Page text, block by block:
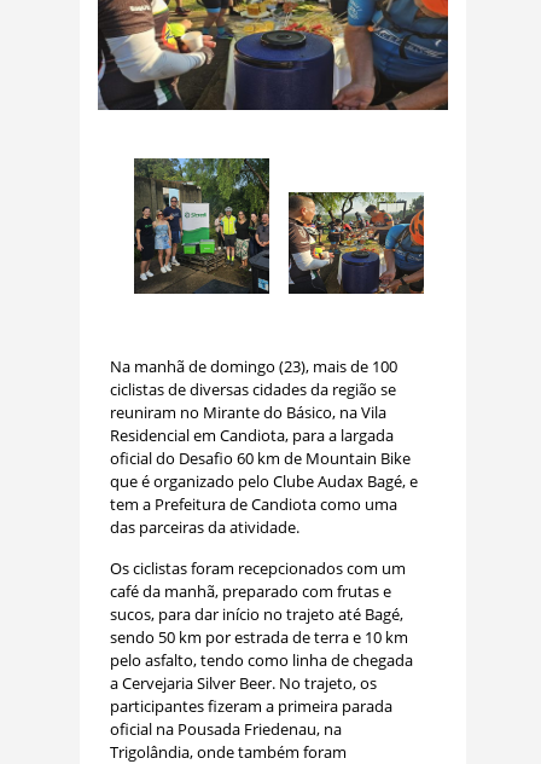
Na manhã de domingo (23), mais de 100
ciclistas de diversas cidades da região se
reuniram no Mirante do Básico, na Vila
Residencial em Candiota, para a largada
oficial do Desafio 60 km de Mountain Bike
que é organizado pelo Clube Audax Bagé, e
tem a Prefeitura de Candiota como uma
das parceiras da atividade.
Os ciclistas foram recepcionados com um
café da manhã, preparado com frutas e
sucos, para dar início no trajeto até Bagé,
sendo 50 km por estrada de terra e 10 km
pelo asfalto, tendo como linha de chegada
a Cervejaria Silver Beer. No trajeto, os
participantes fizeram a primeira parada
oficial na Pousada Friedenau, na
Trigolândia, onde também foram